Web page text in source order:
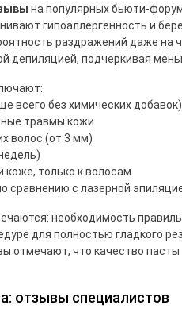
на популярных бьюти-
гипоаллергенность и
раздражений даже на
депиляцией, подчеркивая
всего без химических добавок)
травмы кожи
волос (от 3 мм)
коже, только к волосам
сравнению с лазерной
необходимость
для полностью гладкого
отмечают, что качество
отзывы специалистов